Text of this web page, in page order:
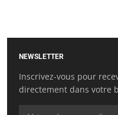
NEWSLETTER
Inscrivez-vous pour
directement dans votre